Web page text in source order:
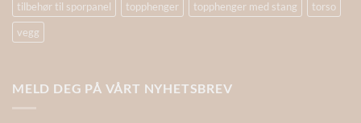
tilbehør til sporpanel
topphenger topphenger med stang
torso
vegg
MELD DEG PÅ VÅRT NYHETSBREV